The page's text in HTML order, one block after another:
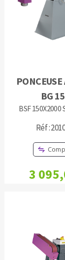
BG
BSF 150X2000
Réf :
3